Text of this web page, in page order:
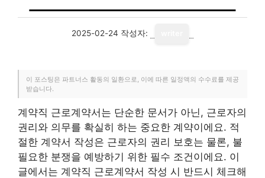
2025-02-24 작성자:
이 포스팅은 파트너스 활동의 일환으로, 이에 따른 일정액의 수수료를 제공
받습니다.
계약직 근로계약서는 단순한 문서가 아닌, 근로자의
권리와 의무를 확실히 하는 중요한 계약이에요. 적
절한 계약서 작성은 근로자의 권리 보호는 물론, 불
필요한 분쟁을 예방하기 위한 필수 조건이에요. 이
글에서는 계약직 근로계약서 작성 시 반드시 체크해